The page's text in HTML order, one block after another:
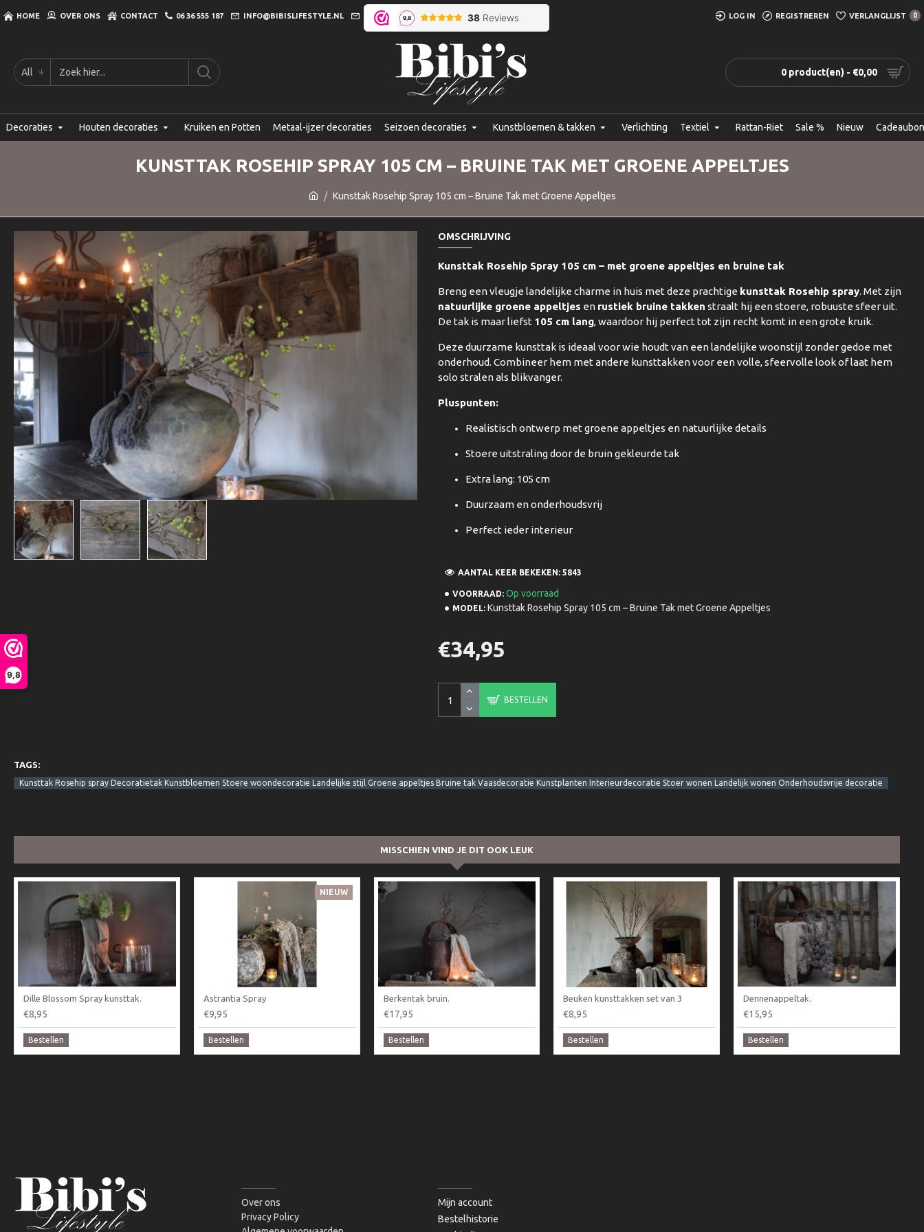
9,8
HOME OVER ONS CONTACT 06 36 555 187 INFO@BIBISLIFESTYLE.NL LOG IN REGISTREREN VERLANGLIJST 0
All 0 product(en) - €0,00
Decoraties Houten decoraties Kruiken en Potten Metaal-ijzer decoraties Seizoen decoraties Kunstbloemen & takken Verlichting Textiel Rattan-Riet Sale % Nieuw Cadeaubon
Kunsttak Rosehip Spray 105 cm – Bruine Tak met Groene Appeltjes
KUNSTTAK ROSEHIP SPRAY 105 CM – BRUINE TAK MET GROENE APPELTJES
OMSCHRIJVING
Kunsttak Rosehip Spray 105 cm – met groene appeltjes en bruine tak
Breng een vleugje landelijke charme in huis met deze prachtige kunsttak Rosehip spray. Met zijn
natuurlijke groene appeltjes en rustiek bruine takken straalt hij een stoere, robuuste sfeer uit.
De tak is maar liefst 105 cm lang, waardoor hij perfect tot zijn recht komt in een grote kruik.
Deze duurzame kunsttak is ideaal voor wie houdt van een landelijke woonstijl zonder gedoe met
onderhoud. Combineer hem met andere kunsttakken voor een volle, sfeervolle look of laat hem
solo stralen als blikvanger.
Pluspunten:
Realistisch ontwerp met groene appeltjes en natuurlijke details
Stoere uitstraling door de bruin gekleurde tak
Extra lang: 105 cm
Duurzaam en onderhoudsvrij
Perfect ieder interieur
VOORRAAD: Op voorraad
MODEL: Kunsttak Rosehip Spray 105 cm – Bruine Tak met Groene Appeltjes
AANTAL KEER BEKEKEN: 5843
€34,95
BESTELLEN
TAGS:
Kunsttak Rosehip spray Decoratietak Kunstbloemen Stoere woondecoratie Landelijke stijl Groene appeltjes Bruine tak Vaasdecoratie Kunstplanten Interieurdecoratie Stoer wonen Landelijk wonen Onderhoudsvrije decoratie
MISSCHIEN VIND JE DIT OOK LEUK
Dille Blossom Spray kunsttak.
€8,95
Bestellen
NIEUW
Astrantia Spray
€9,95
Bestellen
Berkentak bruin.
€17,95
Bestellen
Beuken kunsttakken set van 3
€8,95
Bestellen
Dennenappeltak.
€15,95
Bestellen
Over ons
Privacy Policy
Mijn account
Bestelhistorie